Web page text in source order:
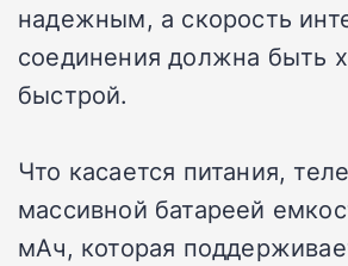
надежным, а скорость
соединения должна быть
быстрой.
Что касается питания,
массивной батареей
мАч, которая